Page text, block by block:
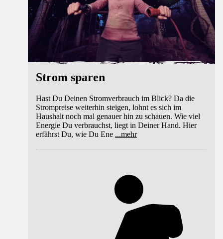
Strom sparen
Hast Du Deinen Stromverbrauch im Blick? Da die
Strompreise weiterhin steigen, lohnt es sich im
Haushalt noch mal genauer hin zu schauen. Wie viel
Energie Du verbrauchst, liegt in Deiner Hand. Hier
erfährst Du, wie Du Ene ...mehr